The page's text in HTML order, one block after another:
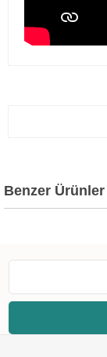
Benzer Ürünler